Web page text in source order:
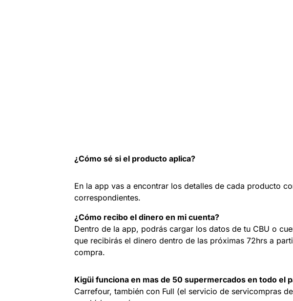
¿Cómo sé si el producto aplica?
En la app vas a encontrar los detalles de cada producto
correspondientes.
¿Cómo recibo el dinero en mi cuenta?
Dentro de la app, podrás cargar los datos de tu CBU o
que recibirás el dinero dentro de las próximas 72hrs a
compra.
Kigüi funciona en mas de 50 supermercados en todo el
Carrefour, también con Full (el servicio de servicompras